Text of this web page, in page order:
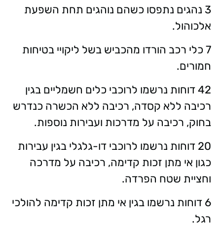
3 נהגים נתפסו כשהם נוהגים תחת השפעת
אלכוהול.
7 כלי רכב הורדו מהכביש בשל ליקויי בטיחות
חמורים.
42 דוחות נרשמו לרוכבי כלים חשמליים בגין
רכיבה ללא קסדה, רכיבה ללא הכשרה כנדרש
בחוק, רכיבה על מדרכות ועבירות נוספות.
20 דוחות נרשמו לרוכבי דו-גלגלי בגין עבירות
כגון אי מתן זכות קדימה, רכיבה על מדרכה
וחציית שטח הפרדה.
6 דוחות נרשמו בגין אי מתן זכות קדימה להולכי
רגל.